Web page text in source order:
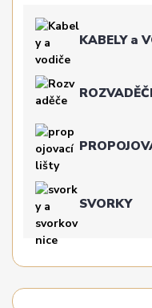
KABELY a
SVORKY